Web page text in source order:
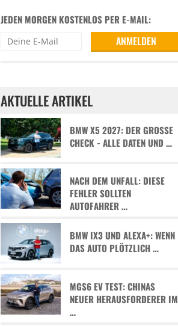
JEDEN MORGEN KOSTENLOS PER E-MAIL:
AKTUELLE ARTIKEL
BMW X5 2027: DER GROSSE C
HECK - ALLE DATEN UND …
NACH DEM UNFALL: DIESE
FEHLER SOLLTEN
AUTOFAHRER …
BMW IX3 UND ALEXA+: WENN
DAS AUTO PLÖTZLICH …
MGS6 EV TEST: CHINAS
NEUER HERAUSFORDERER IM
…